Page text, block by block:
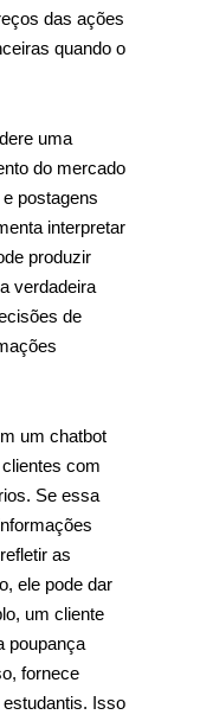
das ações
quando o
uma
do mercado
postagens
interpretar
produzir
verdadeira
de
um chatbot
com
Se essa
as
ele pode dar
um cliente
poupança
fornece
Isso